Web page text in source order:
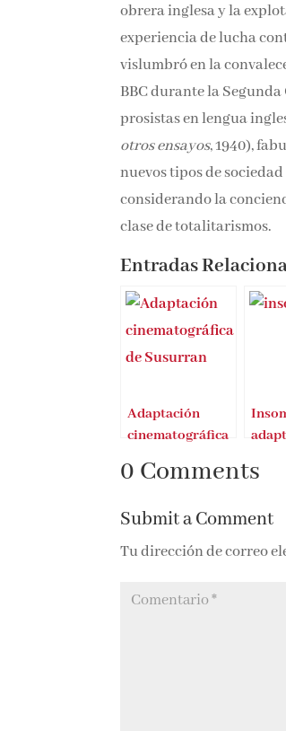
obrera inglesa y la
experiencia de lucha
vislumbró en la
BBC durante la
prosistas en lengua
otros ensayos, 1940),
nuevos tipos de
considerando la
clase de totalitarismos.
Entradas
Adaptación
cinematográfica
nombre
0 Comments
Submit a Comment
Tu dirección de correo